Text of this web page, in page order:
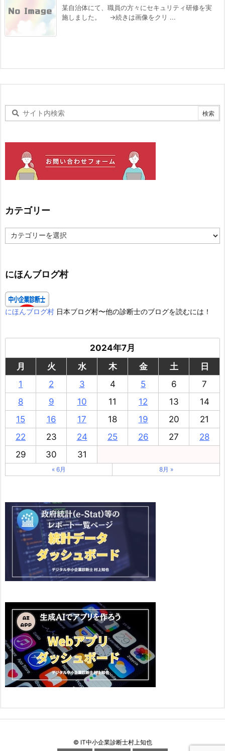
某自治体にて、職員の方々にセキュリティ研修を実
施しました。 →続きは画像をクリ ...
カテゴリー
テ
ー
にほんブログ村
にほんブログ村 日本ブログ村〜他の診断士のブログを読むには！
2024年7月
月
火 水 木 金 土
日
1
2 3 4 5 6
7
8
9 10 11 12 13
14
15
16 17 18 19 20
21
22
23 24 25 26 27
28
29
30 31
« 6月 8月 »
© IT中小企業診断士村上知也